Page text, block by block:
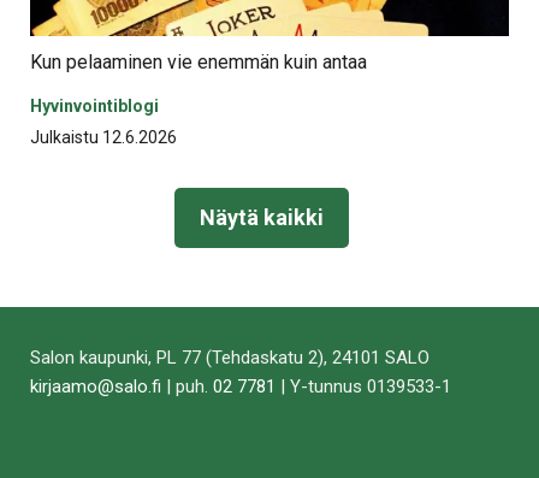
Kun pelaaminen vie enemmän kuin antaa
Hyvinvointiblogi
Julkaistu 12.6.2026
Näytä kaikki
Salon kaupunki, PL 77 (Tehdaskatu 2), 24101 SALO
kirjaamo@salo.fi | puh. 02 7781 | Y-tunnus 0139533-1